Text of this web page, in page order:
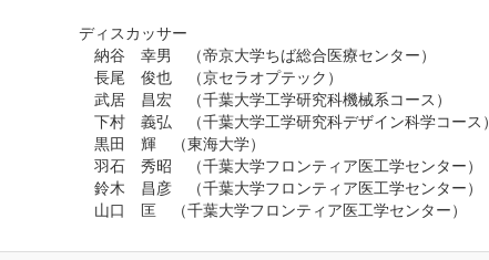
ディスカッサー
納谷 幸男 （帝京大学ちば総合医療センター）
長尾 俊也 （京セラオプテック）
武居 昌宏 （千葉大学工学研究科機械系コース）
下村 義弘 （千葉大学工学研究科デザイン科学コース）
黒田 輝 （東海大学）
羽石 秀昭 （千葉大学フロンティア医工学センター）
鈴木 昌彦 （千葉大学フロンティア医工学センター）
山口 匡 （千葉大学フロンティア医工学センター）